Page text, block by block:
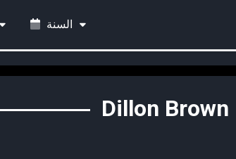
السنة
Dillon Brown